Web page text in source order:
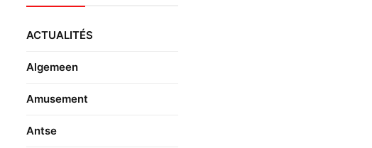
ACTUALITÉS
Algemeen
Amusement
Antse